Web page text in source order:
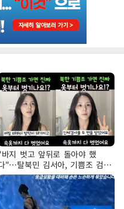
지 벗고 앞뒤로 돌아야 했
"…탈북민 김서아, 기쁨조 검사
치심 회상